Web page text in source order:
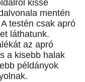
kissé
mentén
testén csak apró
láthatunk.
az apró
a kisebb halak
példányok